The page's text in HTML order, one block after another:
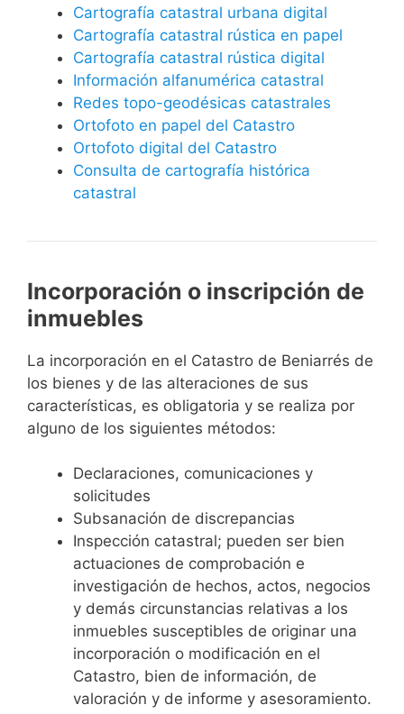
Cartografía catastral urbana digital
Cartografía catastral rústica en papel
Cartografía catastral rústica digital
Información alfanumérica catastral
Redes topo-geodésicas catastrales
Ortofoto en papel del Catastro
Ortofoto digital del Catastro
Consulta de cartografía histórica
catastral
Incorporación o inscripción de
inmuebles
La incorporación en el Catastro de Beniarrés de
los bienes y de las alteraciones de sus
características, es obligatoria y se realiza por
alguno de los siguientes métodos:
Declaraciones, comunicaciones y
solicitudes
Subsanación de discrepancias
Inspección catastral; pueden ser bien
actuaciones de comprobación e
investigación de hechos, actos, negocios
y demás circunstancias relativas a los
inmuebles susceptibles de originar una
incorporación o modificación en el
Catastro, bien de información, de
valoración y de informe y asesoramiento.